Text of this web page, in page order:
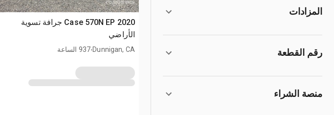
المزادات
رقم القطعة
منصة الشراء
2020 Case 570N EP جرافة تسوية
الأراضي
Dunnigan, CA
.937 الساعة